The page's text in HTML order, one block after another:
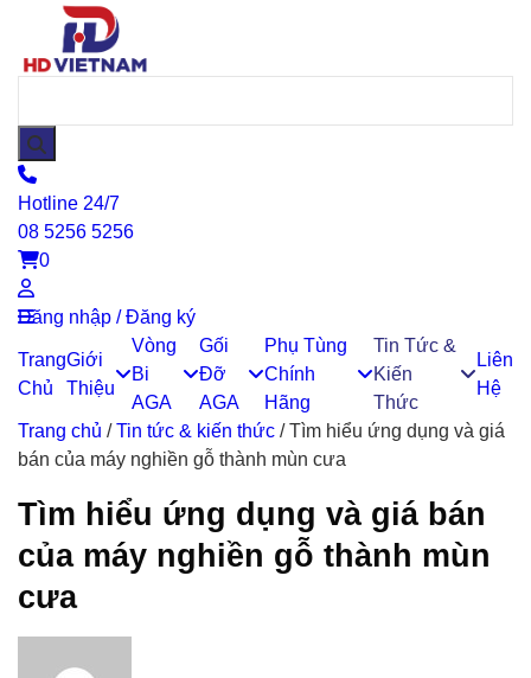
Hotline 24/7
08 5256 5256
0
Đăng nhập / Đăng ký
Trang
Chủ
Giới
Thiệu
Vòng
Bi
AGA
Gối
Đỡ
AGA
Phụ Tùng
Chính
Hãng
Tin Tức &
Kiến
Thức
Liên
Hệ
Trang chủ /Tin tức & kiến thức /Tìm hiểu ứng dụng và giá
bán của máy nghiền gỗ thành mùn cưa
Tìm hiểu ứng dụng và giá bán
của máy nghiền gỗ thành mùn
cưa